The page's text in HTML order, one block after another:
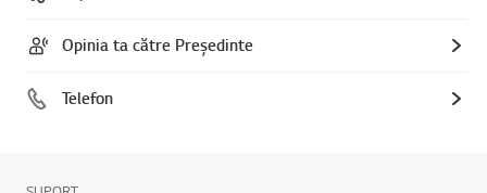
Opinia ta către Președinte
Telefon